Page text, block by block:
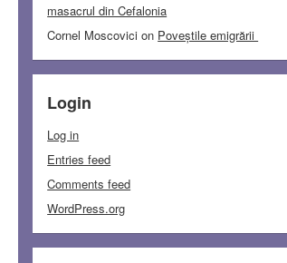
masacrul din Cefalonia
Cornel Moscovici on Poveștile emigrării
Login
Log in
Entries feed
Comments feed
WordPress.org